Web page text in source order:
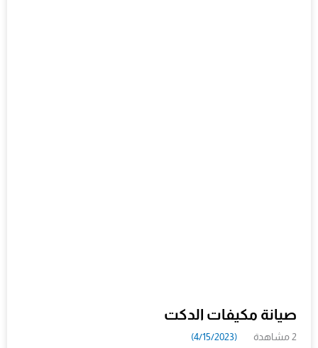
صيانة مكيفات الدكت
2 مشاهدة (4/15/2023)